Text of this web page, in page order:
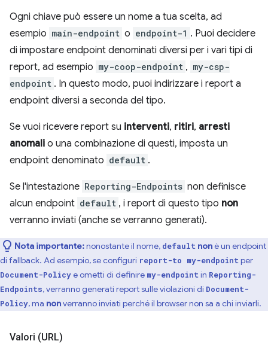
Ogni chiave può essere un nome a tua scelta, ad
esempio main-endpoint o endpoint-1 . Puoi decidere
di impostare endpoint denominati diversi per i vari tipi di
report, ad esempio my-coop-endpoint , my-csp-
endpoint . In questo modo, puoi indirizzare i report a
endpoint diversi a seconda del tipo.
Se vuoi ricevere report su interventi, ritiri, arresti
anomali o una combinazione di questi, imposta un
endpoint denominato default .
Se l'intestazione Reporting-Endpoints non definisce
alcun endpoint default , i report di questo tipo non
verranno inviati (anche se verranno generati).
Nota importante:nonostante il nome, default nonè un endpoint
di fallback. Ad esempio, se configuri report-to my-endpoint per
Document-Policye ometti di definire my-endpoint in Reporting-
Endpoints, verranno generati report sulle violazioni di Document-
Policy, ma nonverranno inviati perché il browser non sa a chi inviarli.
Valori (URL)